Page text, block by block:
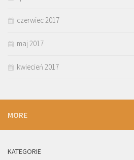
czerwiec 2017
maj 2017
kwiecień 2017
MORE
KATEGORIE